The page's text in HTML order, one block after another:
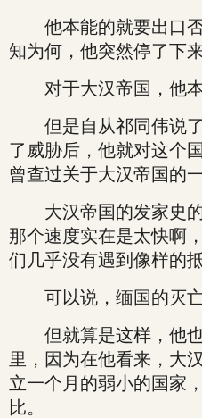
他本能的就要出口否
知为何，他突然停了下来
对于大汉帝国，他本
但是自从祁同伟说了
了威胁后，他就对这个
曾查过关于大汉帝国的
大汉帝国的发家史的
那个速度实在是太快啊
们几乎没有遇到像样的抵
可以说，缅国的灭亡
但就算是这样，他也
里，因为在他看来，大
立一个月的弱小的国家
比。